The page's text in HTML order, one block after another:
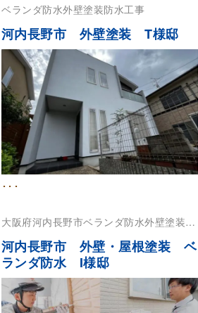
ベランダ防水外壁塗装防水工事
河内長野市 外壁塗装 T様邸
･･･
大阪府河内長野市ベランダ防水外壁塗装屋
根塗装
河内長野市 外壁・屋根塗装 ベ
ランダ防水 I様邸